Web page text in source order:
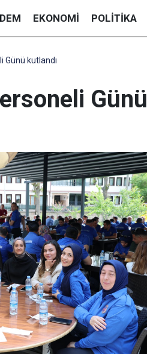
EKONOMI POLITIKA
Günü kutlandı
Günü